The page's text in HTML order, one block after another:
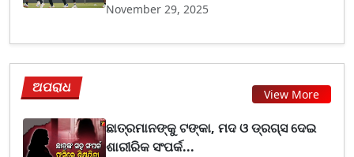
November 29, 2025
ଅପରାଧ View More
ଛାତ୍ରମାନଙ୍କୁ ଟଙ୍କା, ମଦ ଓ ଡ୍ରଗ୍ସ ଦେଇ
ଶାରୀରିକ ସଂପର୍କ...